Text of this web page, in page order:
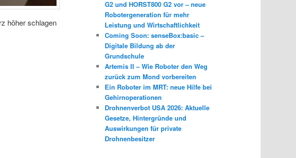
höher schlagen
G2 und HORST800 G2 vor – neue
Robotergeneration für mehr
Leistung und Wirtschaftlichkeit
Coming Soon: senseBox:basic –
Digitale Bildung ab der
Grundschule
Artemis II – Wie Roboter den Weg
zurück zum Mond vorbereiten
Ein Roboter im MRT: neue Hilfe bei
Gehirnoperationen
Drohnenverbot USA 2026: Aktuelle
Gesetze, Hintergründe und
Auswirkungen für private
Drohnenbesitzer